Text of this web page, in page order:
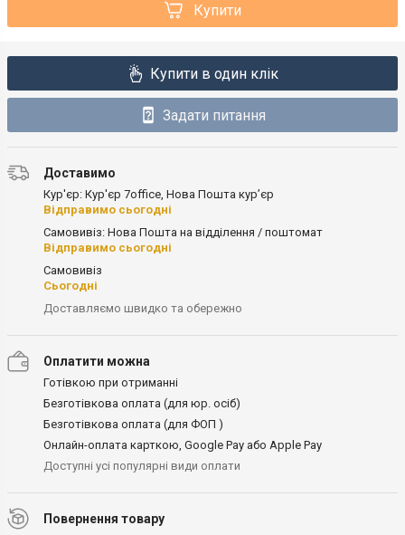
Купити
Купити в один клік
Задати питання
Доставимо
Кур'єр: Кур'єр 7office, Нова Пошта кур’єр
Відправимо сьогодні
Самовивіз: Нова Пошта на відділення / поштомат
Відправимо сьогодні
Самовивіз
Сьогодні
Доставляємо швидко та обережно
Оплатити можна
Готівкою при отриманні
Безготівкова оплата (для юр. осіб)
Безготівкова оплата (для ФОП )
Онлайн-оплата карткою, Google Pay або Apple Pay
Доступні усі популярні види оплати
Повернення товару